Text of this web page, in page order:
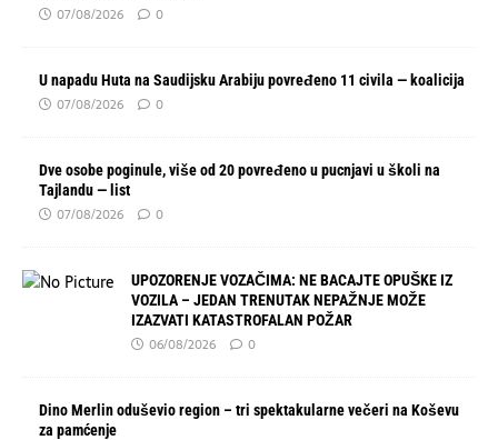
07/08/2026 0
U napadu Huta na Saudijsku Arabiju povređeno 11 civila — koalicija
07/08/2026 0
Dve osobe poginule, više od 20 povređeno u pucnjavi u školi na
Tajlandu — list
07/08/2026 0
UPOZORENJE VOZAČIMA: NE BACAJTE OPUŠKE IZ
VOZILA – JEDAN TRENUTAK NEPAŽNJE MOŽE
IZAZVATI KATASTROFALAN POŽAR
06/08/2026 0
Dino Merlin oduševio region – tri spektakularne večeri na Koševu
za pamćenje